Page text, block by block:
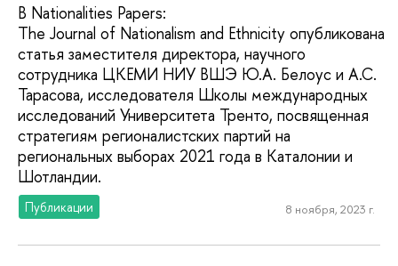
В Nationalities Papers:
The Journal of Nationalism and Ethnicity опубликована
статья заместителя директора, научного
сотрудника ЦКЕМИ НИУ ВШЭ Ю.А. Белоус и А.С.
Тарасова, исследователя Школы международных
исследований Университета Тренто, посвященная
стратегиям регионалистских партий на
региональных выборах 2021 года в Каталонии и
Шотландии.
Публикации 8 ноября, 2023 г.